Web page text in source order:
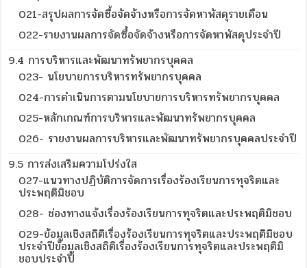
021-สรุปผลการจัดซื้อจัดจ้างหรือการจัดหาพัสดุรายเดือน
022-รายงานผลการจัดซื้อจัดจ้างหรือการจัดหาพัสดุประจำปี
9.4 การบริหารและพัฒนาทรัพยากรบุคคล
023- นโยบายการบริหารทรัพยากรบุคคล
024-การดำเนินการตามนโยบายการบริหารทรัพยากรบุคคล
025-หลักเกณฑ์การบริหารและพัฒนาทรัพยากรบุคคล
026- รายงานผลการบริหารและพัฒนาทรัพยากรบุคคลประจำปี
9.5 การส่งเสริมความโปร่งใส
027-แนวทางปฏิบัติการจัดการเรื่องร้องเรียนการทุจริตและ
ประพฤติมิชอบ
028- ช่องทางแจ้งเรื่องร้องเรียนการทุจริตและประพฤติมิชอบ
029-ข้อมูลเชิงสถิติเรื่องร้องเรียนการทุจริตและประพฤติมิชอบ
ประจำปีข้อมูลเชิงสถิติเรื่องร้องเรียนการทุจริตและประพฤติมิ
ชอบประจำปี